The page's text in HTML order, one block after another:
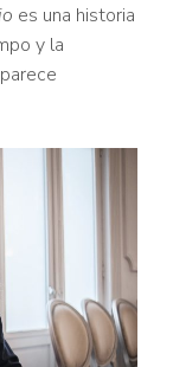
es una historia
y la